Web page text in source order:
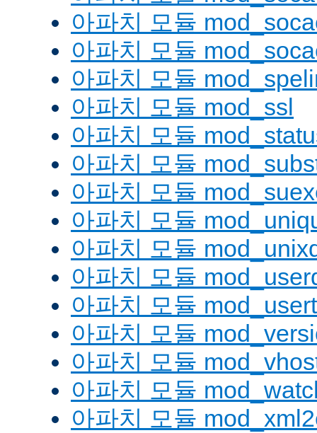
아파치 모듈
아파치 모듈
아파치 모듈
아파치 모듈 mod_ssl
아파치 모듈
아파치 모듈
아파치 모듈
아파치 모듈
아파치 모듈
아파치 모듈
아파치 모듈
아파치 모듈
아파치 모듈
아파치 모듈
아파치 모듈